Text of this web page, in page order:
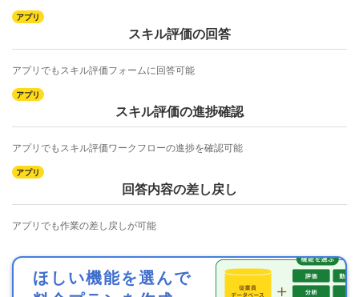
スキル評価の回答
アプリでもスキル評価フォームに回答可能
スキル評価の進捗確認
アプリでもスキル評価ワークフローの進捗を確認可能
回答内容の差し戻し
アプリでも作業の差し戻しが可能
ほしい機能を選んで